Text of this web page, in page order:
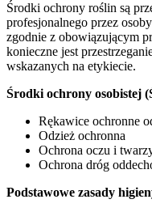
Środki ochrony roślin są
profesjonalnego przez
zgodnie z obowiązującym
konieczne jest
wskazanych na etykiecie.
Środki ochrony osobistej
Rękawice ochronne
Odzież ochronna
Ochrona oczu i
Ochrona dróg
Podstawowe zasady